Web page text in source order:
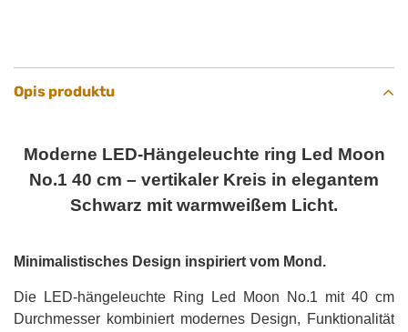
Opis produktu
Moderne LED-Hängeleuchte ring Led Moon
No.1 40 cm – vertikaler Kreis in elegantem
Schwarz mit warmweißem Licht.
Minimalistisches Design inspiriert vom Mond.
Die LED-hängeleuchte Ring Led Moon No.1 mit 40 cm
Durchmesser kombiniert modernes Design, Funktionalität